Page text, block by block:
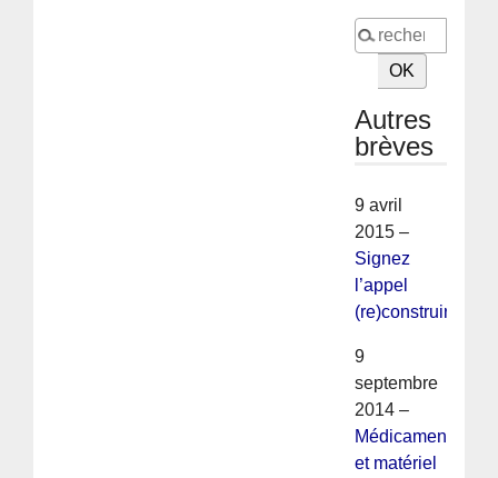
Autres
brèves
9 avril
2015 –
Signez
l’appel
(re)construire
9
septembre
2014 –
Médicaments
et matériel